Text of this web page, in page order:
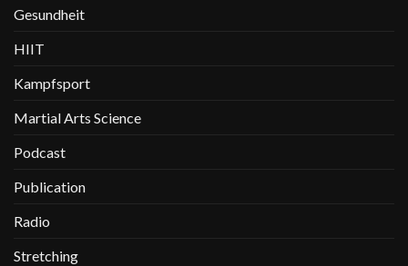
Gesundheit
HIIT
Kampfsport
Martial Arts Science
Podcast
Publication
Radio
Stretching